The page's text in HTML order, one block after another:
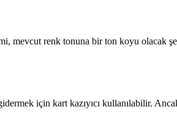
mevcut renk tonuna bir ton koyu olacak
için kart kazıyıcı kullanılabilir.